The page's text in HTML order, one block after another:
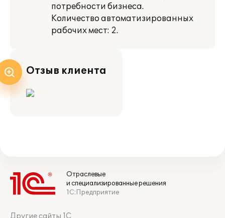
потребности бизнеса.
Количество автоматизированных
рабочих мест: 2.
Отзыв клиента
Отраслевые
и специализированные решения
1С:Предприятие
Другие сайты 1С